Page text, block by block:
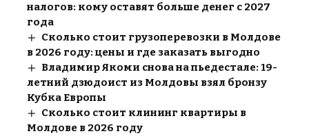
налогов: кому оставят больше денег с 2027
года
Сколько стоит грузоперевозки в Молдове
в 2026 году: цены и где заказать выгодно
Владимир Якоми снова на пьедестале: 19-
летний дзюдоист из Молдовы взял бронзу
Кубка Европы
Сколько стоит клининг квартиры в
Молдове в 2026 году